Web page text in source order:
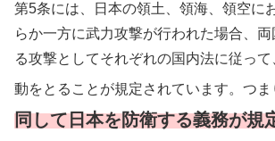
第5条には、日本の領土、領海、領空に
らか一方に武力攻撃が行われた場合、
る攻撃としてそれぞれの国内法に従っ
動をとることが規定されています。つま
同して日本を防衛する義務が規